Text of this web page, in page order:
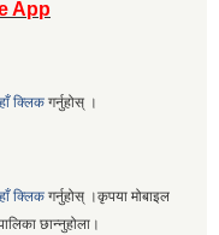
App
क्लिक गर्नुहोस् ।
क्लिक गर्नुहोस् ।कृपया मोबाइल
छान्नुहोला।